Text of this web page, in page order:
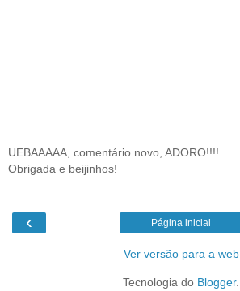
UEBAAAAA, comentário novo, ADORO!!!!
Obrigada e beijinhos!
‹ Página inicial
Ver versão para a web
Tecnologia do Blogger.